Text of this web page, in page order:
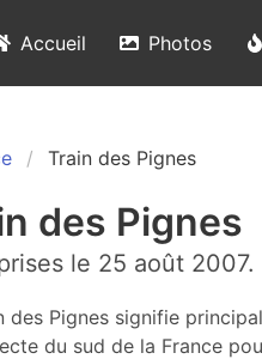
Accueil Photos
Train des Pignes
des Pignes
le 25 août 2007.
des Pignes signifie
du sud de la France